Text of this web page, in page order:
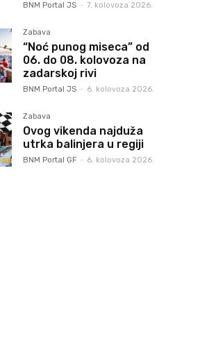
BNM Portal JS - 7. kolovoza 2026.
Zabava
“Noć punog miseca” od
06. do 08. kolovoza na
zadarskoj rivi
BNM Portal JS - 6. kolovoza 2026.
Zabava
Ovog vikenda najduža
utrka balinjera u regiji
BNM Portal GF - 6. kolovoza 2026.